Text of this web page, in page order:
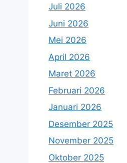
Juli 2026
Juni 2026
Mei 2026
April 2026
Maret 2026
Februari 2026
Januari 2026
Desember 2025
November 2025
Oktober 2025